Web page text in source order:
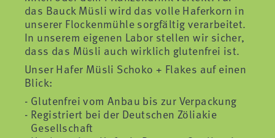
das Bauck Müsli wird das volle Haferkorn in
unserer Flockenmühle sorgfältig verarbeitet.
In unserem eigenen Labor stellen wir sicher,
dass das Müsli auch wirklich glutenfrei ist.
Unser Hafer Müsli Schoko + Flakes auf einen
Blick:
Glutenfrei vom Anbau bis zur Verpackung
Registriert bei der Deutschen Zöliakie
Gesellschaft